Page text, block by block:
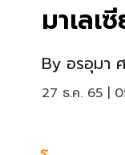
มาเลเ
By อรอุมา
27 ธ.ค. 65 |